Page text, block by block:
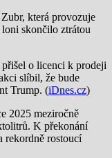
která provozuje
skončilo ztrátou
přišel o licenci k prodeji
slíbil, že bude
Trump. (iDnes.cz)
2025 meziročně
K překonání
rekordně rostoucí